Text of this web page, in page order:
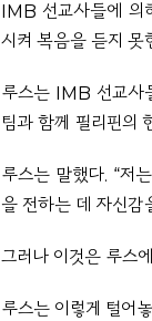
IMB 선교사들에 의
시켜 복음을 듣지 못
루스는 IMB 선교사
팀과 함께 필리핀의
루스는 말했다. “저
을 전하는 데 자신감
그러나 이것은 루스
루스는 이렇게 털어